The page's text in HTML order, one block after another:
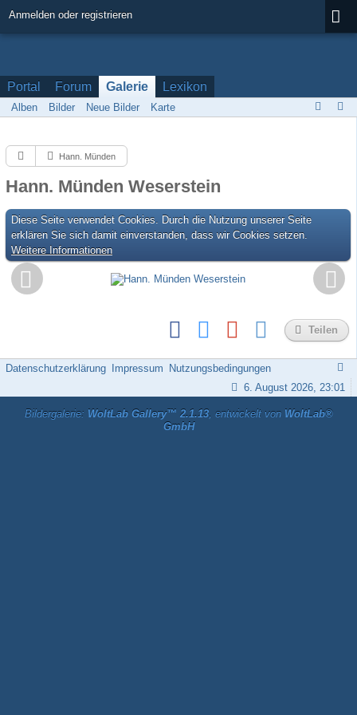
Anmelden oder registrieren
Portal Forum Galerie Lexikon
Alben Bilder Neue Bilder Karte
Hann. Münden
Hann. Münden Weserstein
Diese Seite verwendet Cookies. Durch die Nutzung unserer Seite
erklären Sie sich damit einverstanden, dass wir Cookies setzen.
Weitere Informationen
Teilen
Datenschutzerklärung Impressum
Nutzungsbedingungen
6. August 2026, 23:01
Bildergalerie: WoltLab Gallery™ 2.1.13, entwickelt von WoltLab®
GmbH